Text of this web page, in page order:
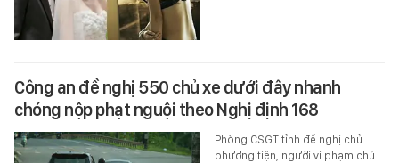
Công an đề nghị 550 chủ xe dưới đây nhanh
chóng nộp phạt nguội theo Nghị định 168
Phòng CSGT tỉnh đề nghị chủ
phương tiện, người vi phạm chủ